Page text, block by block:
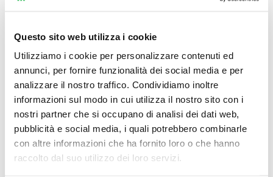
Questo sito web utilizza i cookie
Utilizziamo i cookie per personalizzare contenuti ed
annunci, per fornire funzionalità dei social media e per
analizzare il nostro traffico. Condividiamo inoltre
informazioni sul modo in cui utilizza il nostro sito con i
nostri partner che si occupano di analisi dei dati web,
pubblicità e social media, i quali potrebbero combinarle
con altre informazioni che ha fornito loro o che hanno
raccolto dal suo utilizzo dei loro servizi.